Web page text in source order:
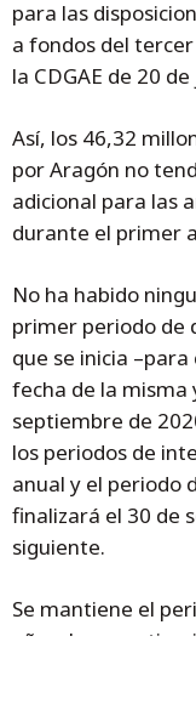
para las
a fondos del
la CDGAE de 20
Así, los 46,32
por Aragón no
adicional para las
durante el primer
No ha habido
primer periodo de
que se inicia
fecha de la misma
septiembre de
los periodos de
anual y el periodo
finalizará el 30 de
siguiente.
Se mantiene el
años. La